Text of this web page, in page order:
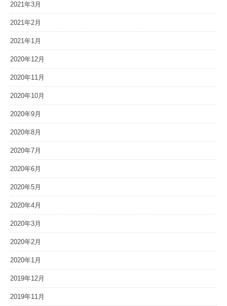
2021年3月
2021年2月
2021年1月
2020年12月
2020年11月
2020年10月
2020年9月
2020年8月
2020年7月
2020年6月
2020年5月
2020年4月
2020年3月
2020年2月
2020年1月
2019年12月
2019年11月